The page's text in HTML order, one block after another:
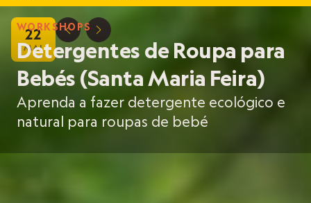
22
MAI
D E
WORKSHOPS
Detergentes de Roupa para
Bebés (Santa Maria Feira)
Aprenda a fazer detergente ecológico e
natural para roupas de bebé